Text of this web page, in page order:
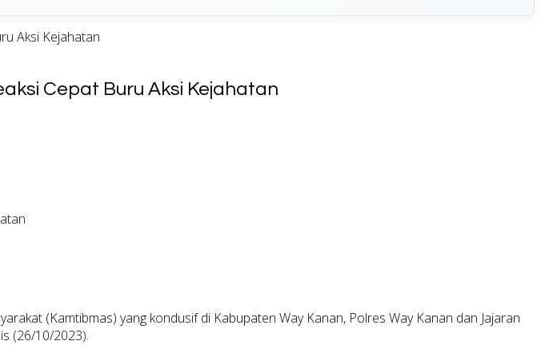
Aksi Kejahatan
Cepat Buru Aksi Kejahatan
(Kamtibmas) yang kondusif di Kabupaten Way Kanan, Polres Way Kanan dan Jajaran
(26/10/2023).